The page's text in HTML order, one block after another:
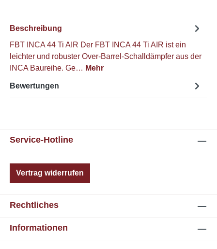
Beschreibung
FBT INCA 44 Ti AIR Der FBT INCA 44 Ti AIR ist ein
leichter und robuster Over-Barrel-Schalldämpfer aus der
INCA Baureihe. Ge… Mehr
Bewertungen
Service-Hotline
Vertrag widerrufen
Rechtliches
Informationen